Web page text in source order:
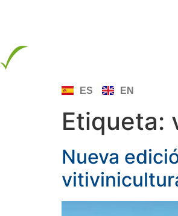
ES EN
Etiqueta:
Nueva